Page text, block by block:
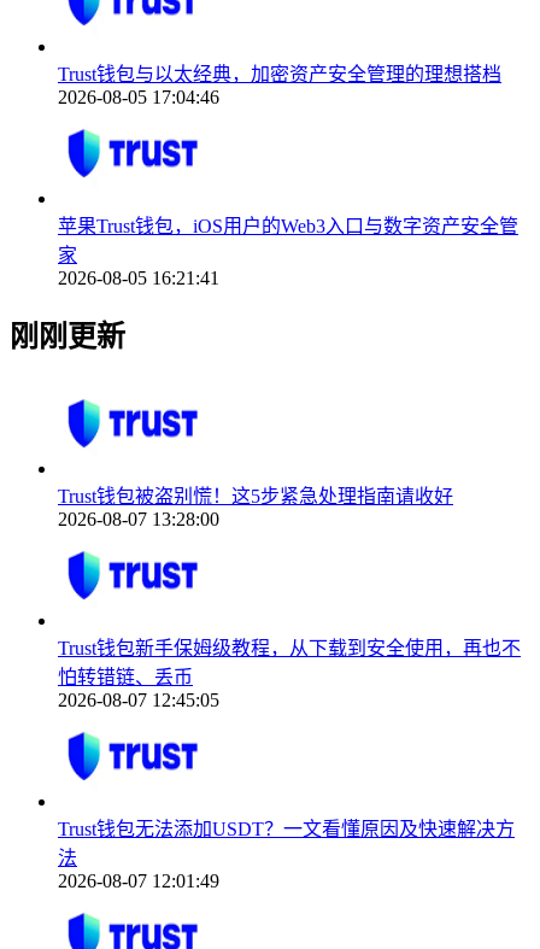
Trust钱包与以太经典，加密资产安全管理的理想搭档
2026-08-05 17:04:46
苹果Trust钱包，iOS用户的Web3入口与数字资产安全管
家
2026-08-05 16:21:41
刚刚更新
Trust钱包被盗别慌！这5步紧急处理指南请收好
2026-08-07 13:28:00
Trust钱包新手保姆级教程，从下载到安全使用，再也不
怕转错链、丢币
2026-08-07 12:45:05
Trust钱包无法添加USDT？一文看懂原因及快速解决方
法
2026-08-07 12:01:49